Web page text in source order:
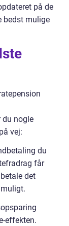
på de
bedst mulige
du nogle
vej:
du
får
det
effekten.